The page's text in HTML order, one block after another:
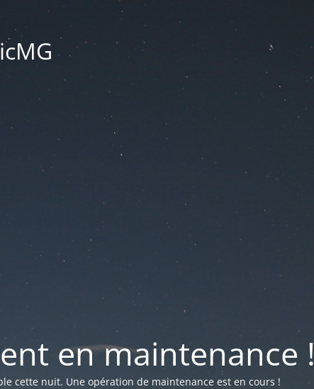
en maintenance !
cette nuit. Une opération de maintenance est en cours !